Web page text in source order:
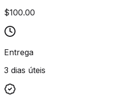
$100.00
Entrega
3 dias úteis